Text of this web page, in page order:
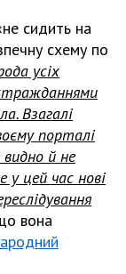
сидить на
схему по
усіх
Взагалі
порталі
й не
у цей час нові
вона